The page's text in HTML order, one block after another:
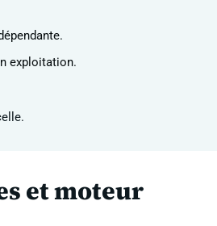
exploitation.
et moteur